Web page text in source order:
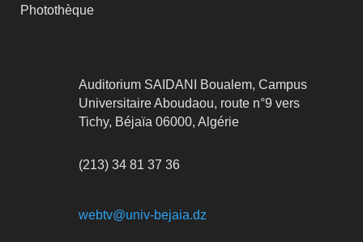
Photothèque
Auditorium SAIDANI Boualem, Campus
Universitaire Aboudaou, route n°9 vers
Tichy, Béjaïa 06000, Algérie
(213) 34 81 37 36
webtv@univ-bejaia.dz